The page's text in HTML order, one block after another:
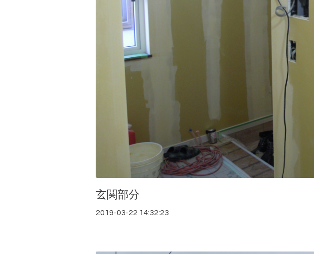
玄関部分
2019-03-22 14:32:23